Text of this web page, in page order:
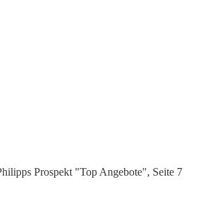
Prospekt "Top Angebote", Seite 7